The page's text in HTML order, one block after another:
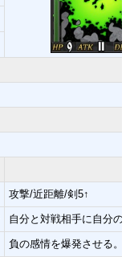
攻撃/近距離/剣5↑
自分と対戦相手に自分の
負の感情を爆発させる。